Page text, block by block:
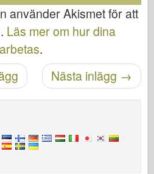
använder Akismet för att
Läs mer om hur dina
.
Nästa inlägg →